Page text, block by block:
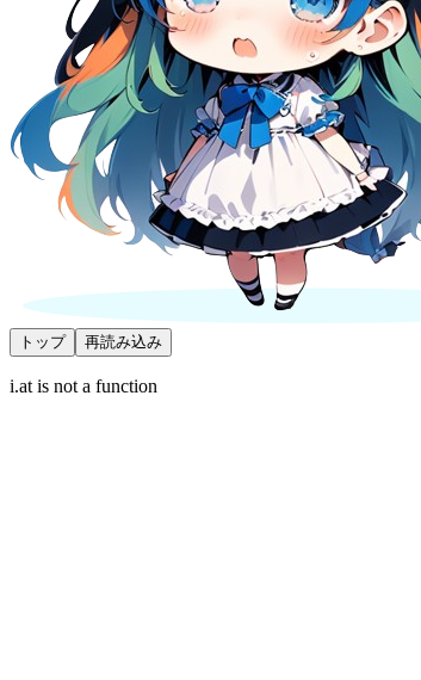
トップ 再読み込み
i.at is not a function